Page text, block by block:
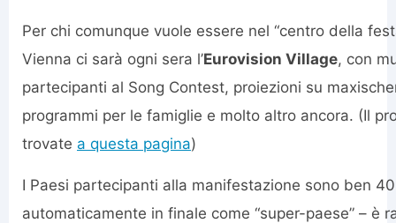
Per chi comunque vuole essere nel “centro della
Vienna ci sarà ogni sera l’Eurovision Village, con
partecipanti al Song Contest, proiezioni su
programmi per le famiglie e molto altro ancora. (Il
trovate a questa pagina)
I Paesi partecipanti alla manifestazione sono ben
automaticamente in finale come “super-paese” – è